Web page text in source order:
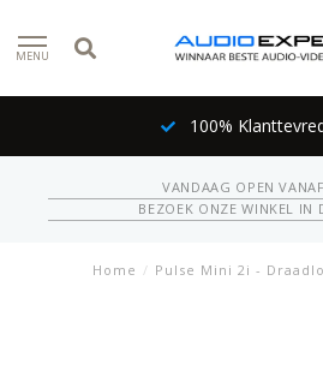
MENU
100%
VANDAAG OPEN
BEZOEK ONZE WINKEL IN
Home / Pulse Mini 2i -